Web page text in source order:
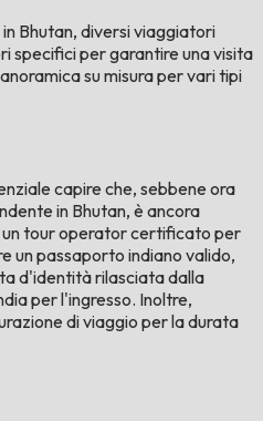
Bhutan, diversi viaggiatori
specifici per garantire una visita
su misura per vari tipi
capire che, sebbene ora
in Bhutan, è ancora
tour operator certificato per
un passaporto indiano valido,
d'identità rilasciata dalla
per l'ingresso. Inoltre,
di viaggio per la durata